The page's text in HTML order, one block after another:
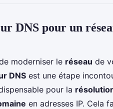
DNS pour un
moderniser le réseau de
DNS est une étape
pour la
en adresses IP. Cela